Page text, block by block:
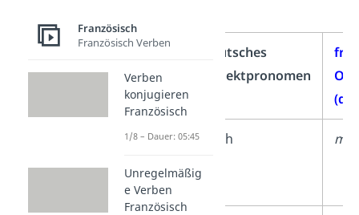
Person
deutsches
Objektpronomen
1.
Singular
mich
Französisch
Französisch Verben
Verben
konjugieren
Französisch
1/8 – Dauer: 05:45
Unregelmäßig
e Verben
Französisch